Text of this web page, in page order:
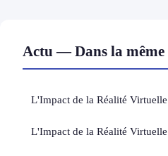
Actu — Dans la
L'Impact de la Réalité
L'Impact de la Réalité